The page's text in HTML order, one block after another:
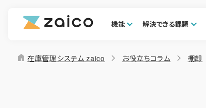
機能 解決できる課題
home 在庫管理システム zaico お役立ちコラム 棚卸